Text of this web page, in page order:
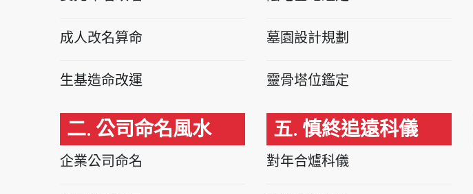
成人改名算命
生基造命改運
二. 公司命名風水
企業公司命名
墓園設計規劃
靈骨塔位鑑定
五. 慎終追遠科儀
對年合爐科儀